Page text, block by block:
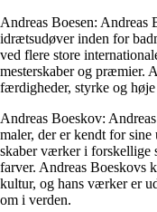
Andreas Boesen: Andreas
idrætsudøver inden for
ved flere store
mesterskaber og præmier.
færdigheder, styrke og
Andreas Boeskov:
maler, der er kendt for
skaber værker i forskellige
farver. Andreas Boeskovs
kultur, og hans værker er
om i verden.